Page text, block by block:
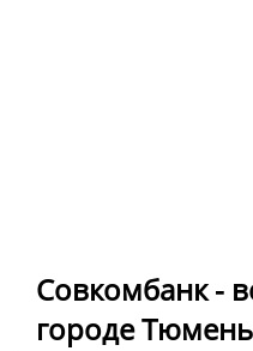
Совкомбанк -
городе